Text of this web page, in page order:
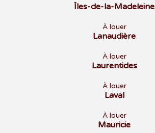
Îles-de-la-Madeleine
À louer
Lanaudière
À louer
Laurentides
À louer
Laval
À louer
Mauricie